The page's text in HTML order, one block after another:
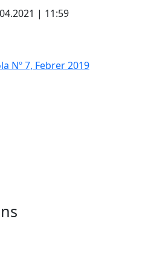
| 11:59
Nº 7, Febrer 2019